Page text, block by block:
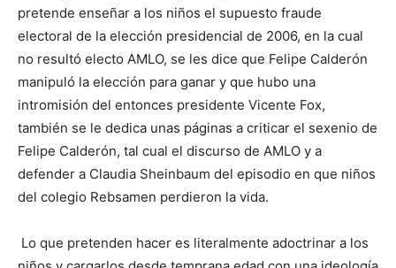
pretende enseñar a los niños el supuesto fraude
electoral de la elección presidencial de 2006, en la cual
no resultó electo AMLO, se les dice que Felipe Calderón
manipuló la elección para ganar y que hubo una
intromisión del entonces presidente Vicente Fox,
también se le dedica unas páginas a criticar el sexenio de
Felipe Calderón, tal cual el discurso de AMLO y a
defender a Claudia Sheinbaum del episodio en que niños
del colegio Rebsamen perdieron la vida.
Lo que pretenden hacer es literalmente adoctrinar a los